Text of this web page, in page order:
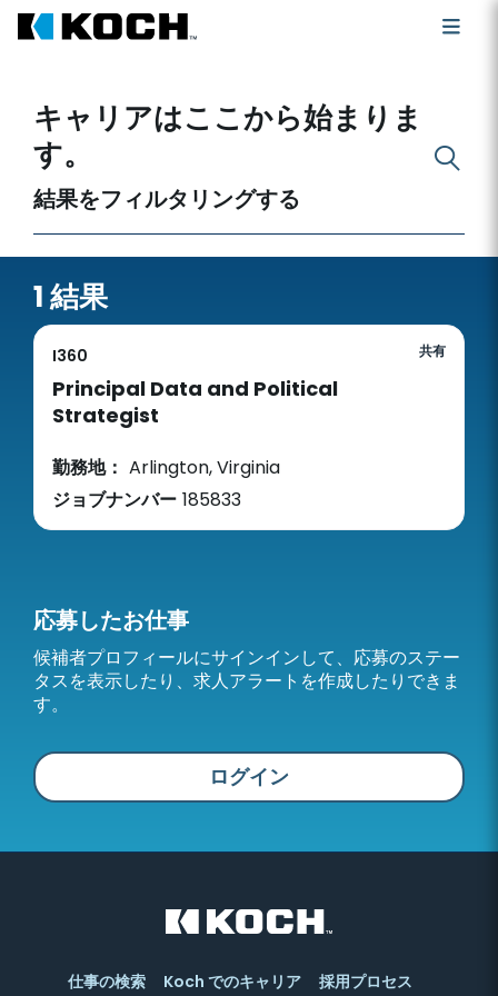
キャリアはここから始まりま
す。
結果をフィルタリングする
1 結果
I360 共有
Principal Data and Political
Strategist
勤務地： Arlington, Virginia
ジョブナンバー 185833
応募したお仕事
候補者プロフィールにサインインして、応募のステー
タスを表示したり、求人アラートを作成したりできま
す。
ログイン
仕事の検索 Koch でのキャリア 採用プロセス